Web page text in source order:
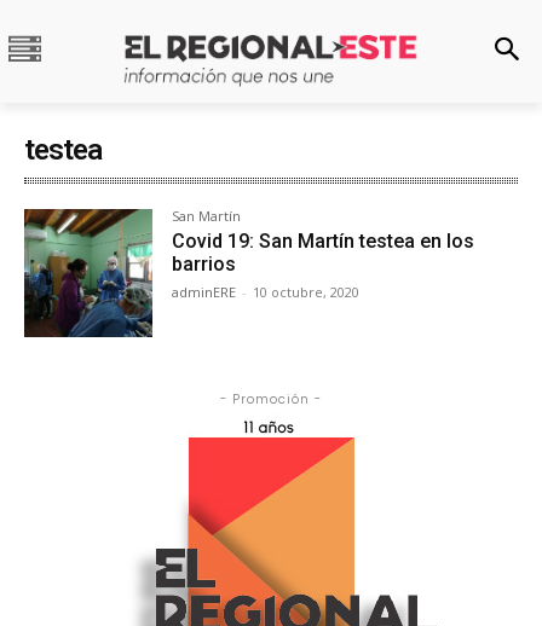
testea
San Martín
Covid 19: San Martín testea en los
barrios
adminERE - 10 octubre, 2020
- Promoción -